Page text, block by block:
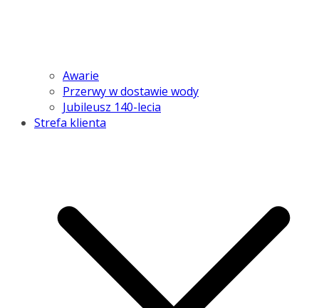
Awarie
Przerwy w dostawie wody
Jubileusz 140-lecia
Strefa klienta